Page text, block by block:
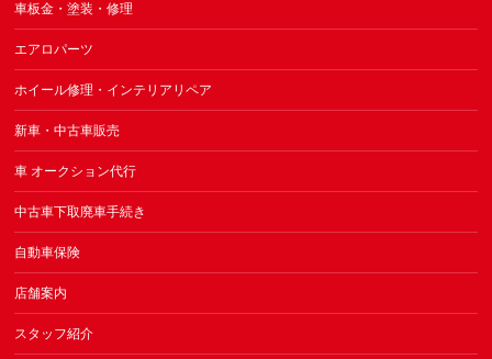
車板金・塗装・修理
エアロパーツ
ホイール修理・インテリアリペア
新車・中古車販売
車 オークション代行
中古車下取廃車手続き
自動車保険
店舗案内
スタッフ紹介